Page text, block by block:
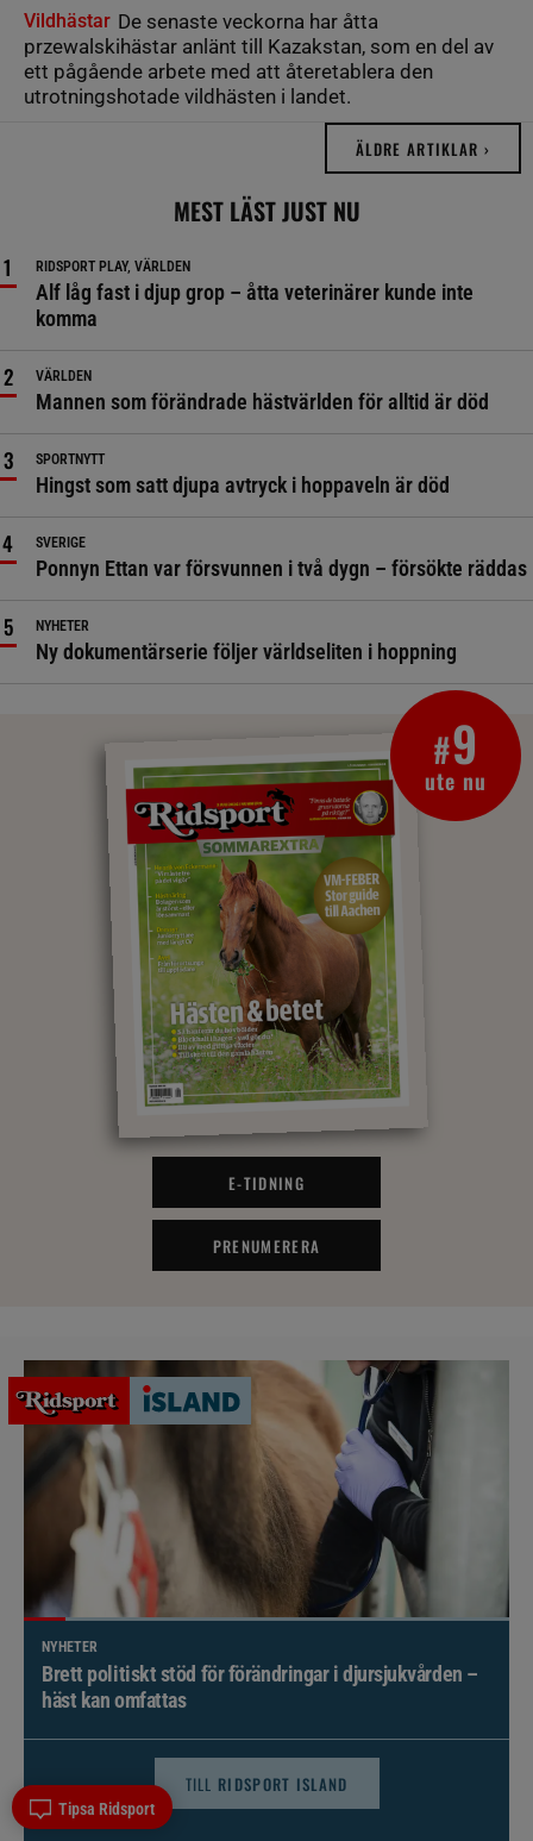
Vildhästar De senaste veckorna har åtta
przewalskihästar anlänt till Kazakstan, som en del av
ett pågående arbete med att återetablera den
utrotningshotade vildhästen i landet.
ÄLDRE ARTIKLAR ›
MEST LÄST JUST NU
RIDSPORT PLAY, VÄRLDEN
Alf låg fast i djup grop – åtta veterinärer kunde inte
komma
VÄRLDEN
Mannen som förändrade hästvärlden för alltid är död
SPORTNYTT
Hingst som satt djupa avtryck i hoppaveln är död
SVERIGE
Ponnyn Ettan var försvunnen i två dygn – försökte räddas
NYHETER
Ny dokumentärserie följer världseliten i hoppning
#9
ute nu
E-TIDNING
PRENUMERERA
NYHETER
Brett politiskt stöd för förändringar i djursjukvården –
häst kan omfattas
TILL RIDSPORT ISLAND
Tipsa Ridsport